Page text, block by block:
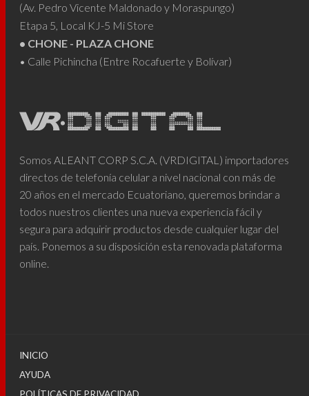
(Av. Pedro Vicente Maldonado y Moraspungo)
Etapa 5, Local KJ-5 Mi Store
• CHONE - PLAZA CHONE
• Calle Pichincha (Entre Rocafuerte y Bolívar)
Somos ALEANT CORP S.C.A. (VRDIGITAL) importadores
directos de telefonía celular a nivel nacional con más de
20 años en el mercado Ecuatoriano, queremos brindar a
todos nuestros clientes una nueva experiencia fácil y
segura para adquirir productos desde cualquier lugar del
país. Ponemos a su disposición esta renovada plataforma
online.
INICIO
AYUDA